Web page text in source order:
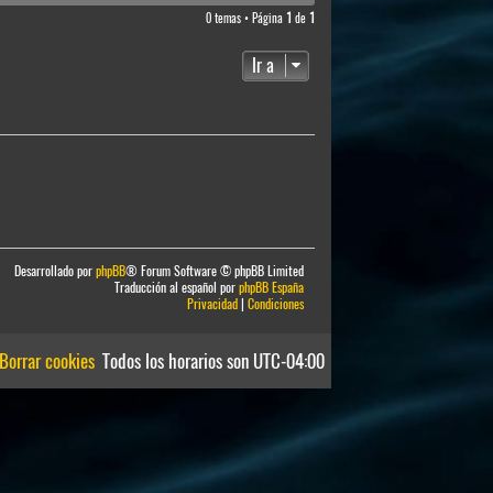
0 temas • Página 1 de 1
Ir a
Desarrollado porphpBB® Forum Software © phpBB Limited
Traducción al español porphpBB España
Privacidad| Condiciones
Todos los horarios son UTC-04:00
Borrar cookies